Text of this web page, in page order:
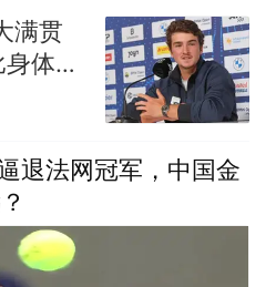
满贯
体更
退法网冠军，中国金